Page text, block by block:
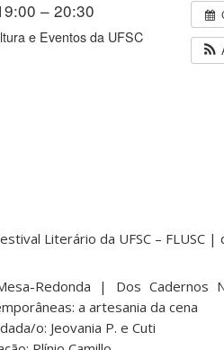
– 20:30
e Eventos da UFSC
Literário da UFSC – FLUSC
Redonda | Dos Cadernos
a artesania da cena
o: Jeovania P. e Cuti